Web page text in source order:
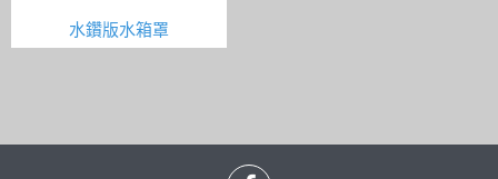
水鑽版水箱罩